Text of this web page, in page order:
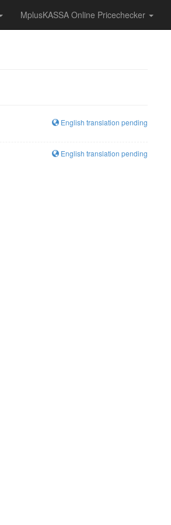
MplusKASSA Online Pricechecker
English translation pending
English translation pending